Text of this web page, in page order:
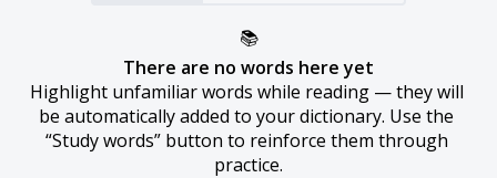
📚
There are no words here yet
Highlight unfamiliar words while reading — they will
be automatically added to your dictionary. Use the
“Study words” button to reinforce them through
practice.